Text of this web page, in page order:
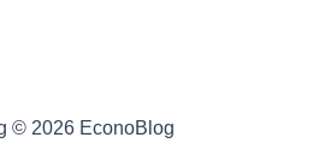
© 2026 EconoBlog